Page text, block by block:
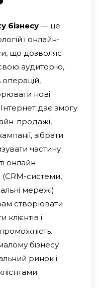
бізнесу — це
і онлайн-
що дозволяє
аудиторію,
операцій,
нові
дає змогу
продажі,
зібрати
частину
онлайн-
системи,
мережі)
створювати
клієнтів і
бізнесу
ринок і